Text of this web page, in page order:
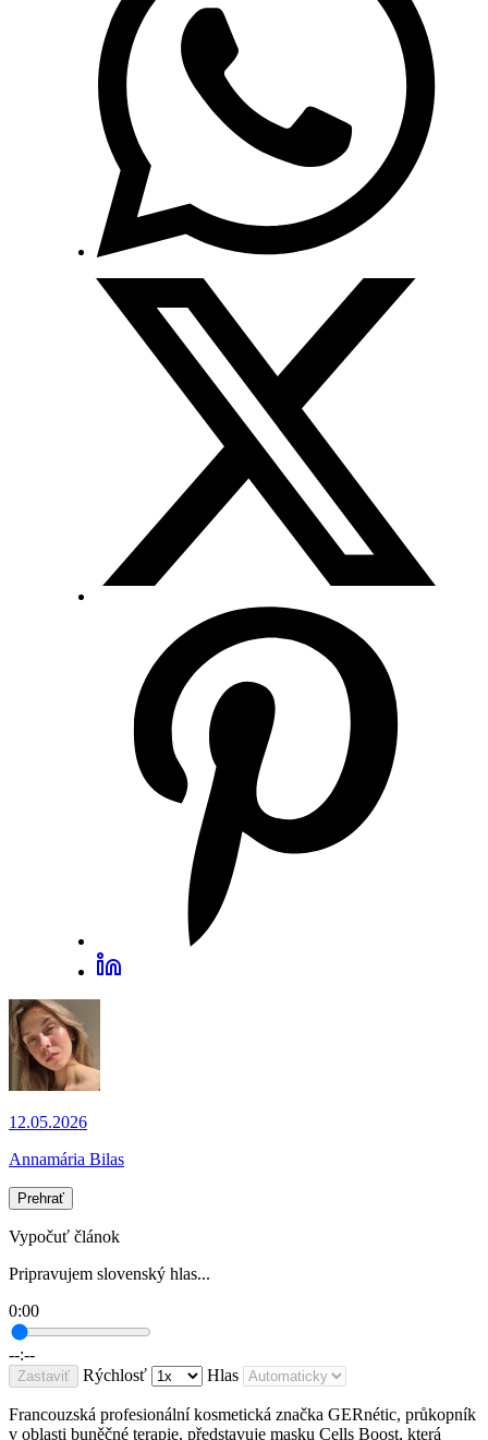
12.05.2026
Annamária Bilas
Prehrať
Vypočuť článok
Pripravujem slovenský hlas...
0:00
--:--
Zastaviť Rýchlosť Hlas
Francouzská profesionální kosmetická značka GERnétic, průkopník
v oblasti buněčné terapie, představuje masku Cells Boost, která